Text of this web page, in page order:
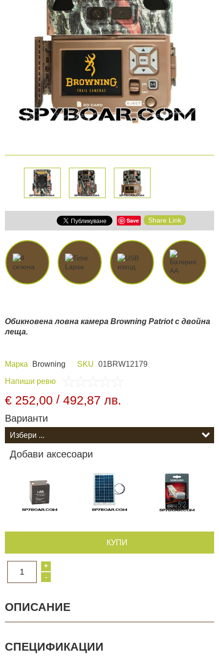
СПОРТНИ
СМАРТ
ЧАСОВНИЦИ
ВИДЕОРЕГИСТРАТОРИ
ЗА
ПОДАРЪЦИ
АРХИВНИ
ПРОДУКТИ
Безопастност и
сигурност
Боди камери и екшън
камери
Акумулатори и батерии
Нощно виждане
Спортни и смарт
часовници
Видеорегистратори
За подаръци
Обикновена ловна камера Browning Patriot с двойна
леща.
Save Share Link
Марка Browning SKU 01BRW12179
Напиши ревю
€ 252,00 / 492,87 лв.
Варианти
Добави аксесоари
КУПИ
1
-
+
ОПИСАНИЕ
СПЕЦИФИКАЦИИ